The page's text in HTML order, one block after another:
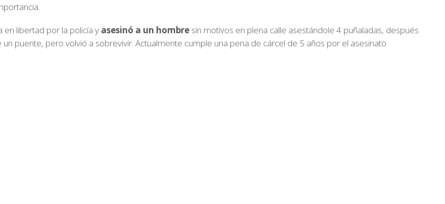
en libertad por la policía y asesinó a un hombre sin motivos en plena calle asestándole 4 puñaladas, después
puente, pero volvió a sobrevivir. Actualmente cumple una pena de cárcel de 5 años por el asesinato.